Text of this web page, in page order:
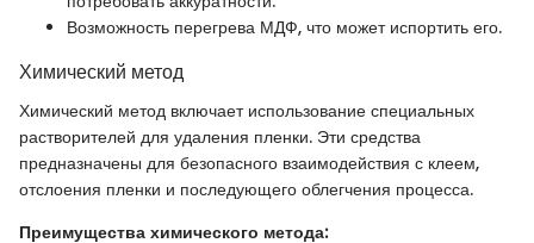
Возможность перегрева МДФ, что может испортить его.
Химический метод
Химический метод включает использование специальных
растворителей для удаления пленки. Эти средства
предназначены для безопасного взаимодействия с клеем,
отслоения пленки и последующего облегчения процесса.
Преимущества химического метода: